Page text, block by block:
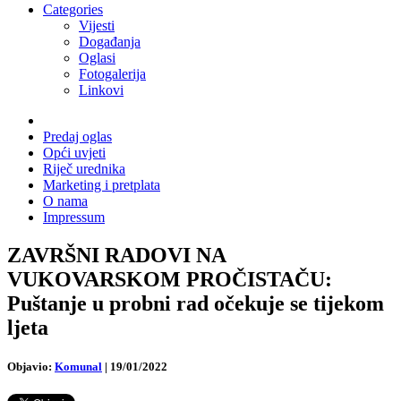
Categories
Vijesti
Događanja
Oglasi
Fotogalerija
Linkovi
Predaj oglas
Opći uvjeti
Riječ urednika
Marketing i pretplata
O nama
Impressum
ZAVRŠNI RADOVI NA
VUKOVARSKOM PROČISTAČU:
Puštanje u probni rad očekuje se tijekom
ljeta
Objavio: Komunal | 19/01/2022